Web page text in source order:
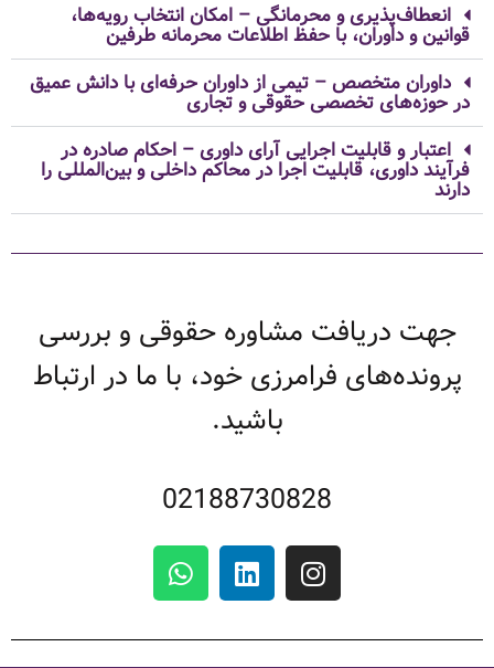
انعطاف‌پذیری و محرمانگی – امکان انتخاب رویه‌ها،
قوانین و داوران، با حفظ اطلاعات محرمانه طرفین
داوران متخصص – تیمی از داوران حرفه‌ای با دانش عمیق
در حوزه‌های تخصصی حقوقی و تجاری
اعتبار و قابلیت اجرایی آرای داوری – احکام صادره در
فرآیند داوری، قابلیت اجرا در محاکم داخلی و بین‌المللی را
دارند
جهت دریافت مشاوره حقوقی و بررسی
پرونده‌های فرامرزی خود، با ما در ارتباط
باشید.
02188730828